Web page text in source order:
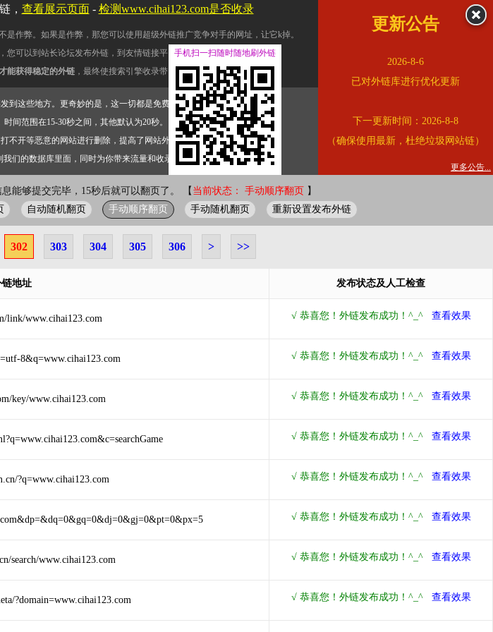
作弊。如果是作弊，那您可以使用超级外链推广竞争对手的网址，让它k掉。
您可以到站长论坛发布外链，到友情链接平台交换友情链接。
能获得稳定的外链 ，最终使搜索引擎收录带网址的查询页面。
到这些地方。更奇妙的是，这一切都是免费的。
间范围在15-30秒之间，其他默认为20秒。）
不开等恶意的网站进行删除，提高了网站外链的质量。
我们的数据库里面，同时为你带来流量和收录。 错误外链纠正
能够提交完毕，15秒后就可以翻页了。 【 当前状态： 手动顺序翻页 】
自动随机翻页 手动顺序翻页 手动随机翻页 重新设置发布外链
302 303 304 305 306 > >>
链地址 发布状态及人工检查
link/www.cihai123.com
8&q=www.cihai123.com
key/www.cihai123.com
?q=www.cihai123.com
search/www.cihai123.com
?domain=www.cihai123.com
， 查看展示页面- 检测www.cihai123.com是否收录
更新公告
2026-8-6
已对外链库进行优化更新
下一更新时间：2026-8-8
（确保使用最新，杜绝垃圾网站链）
更多公告...
手机扫一扫随时随地刷外链